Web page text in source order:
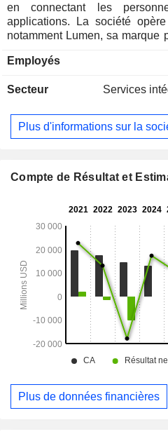
en connectant les
applications. La société
notamment Lumen, sa marque
architecture réseau PCF, les
Service et la cybersécurité ; la
destinés au grand public,
constitue sa branche
entreprises à connecter
la société couvrent
Wavelengths, la colocation,
d’entreprise. Ses services de
contre les attaques DDoS, le
Employés
Secteur Services
Plus d'informations sur la
Compte de Résultat et
Plus de données financières